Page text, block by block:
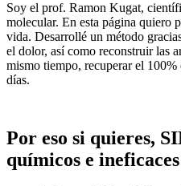
Soy el prof. Ramon Kugat,
molecular. En esta página quiero
vida. Desarrollé un método
el dolor, así como reconstruir las
mismo tiempo, recuperar el
días.
Por eso si quieres,
químicos e